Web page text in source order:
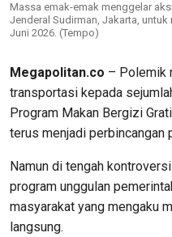
Massa emak-emak menggelar
Jenderal Sudirman, Jakarta,
Juni 2026. (Tempo)
Megapolitan.co – Polemik
transportasi kepada
Program Makan Bergizi
terus menjadi perbincangan
Namun di tengah
program unggulan
masyarakat yang mengaku
langsung.